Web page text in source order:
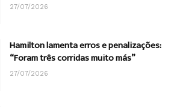
27/07/2026
Hamilton lamenta erros e penalizações:
“Foram três corridas muito más”
27/07/2026